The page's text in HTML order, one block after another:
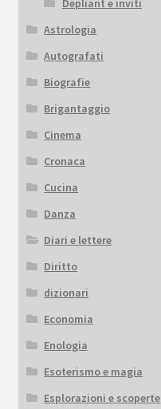
Depliant e inviti
Astrologia
Autografati
Biografie
Brigantaggio
Cinema
Cronaca
Cucina
Danza
Diari e lettere
Diritto
dizionari
Economia
Enologia
Esoterismo e magia
Esplorazioni e scoperte